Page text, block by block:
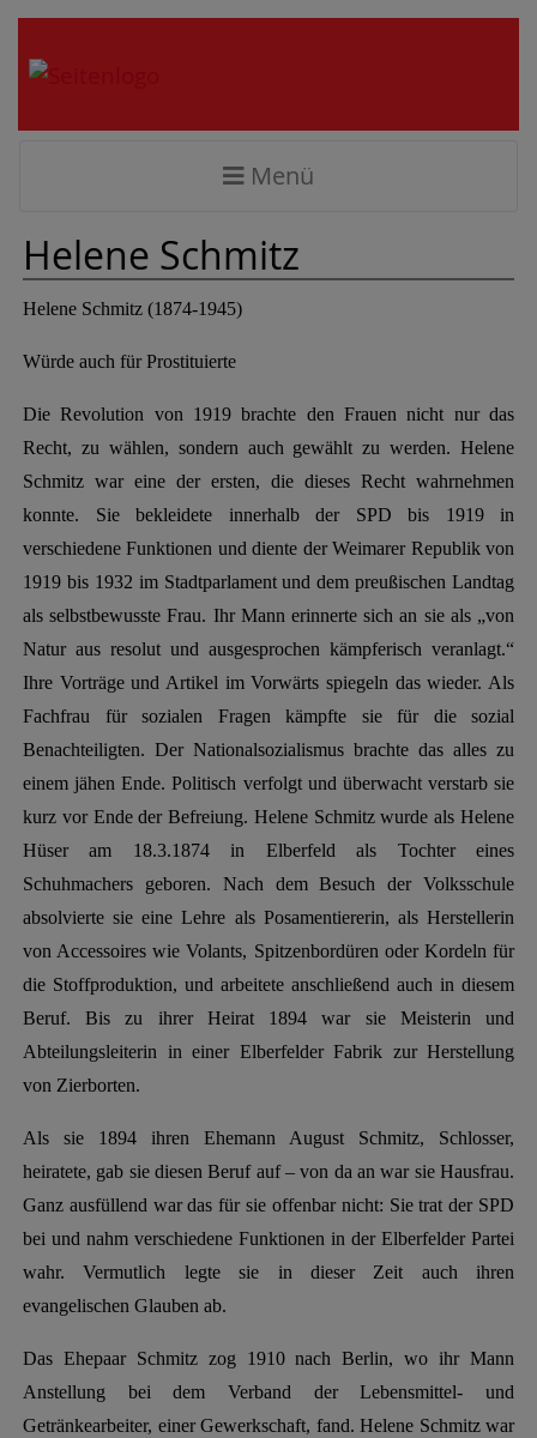
Menü
Helene Schmitz
Helene Schmitz (1874-1945)
Würde auch für Prostituierte
Die Revolution von 1919 brachte den Frauen nicht nur das
Recht, zu wählen, sondern auch gewählt zu werden. Helene
Schmitz war eine der ersten, die dieses Recht wahrnehmen
konnte. Sie bekleidete innerhalb der SPD bis 1919 in
verschiedene Funktionen und diente der Weimarer Republik von
1919 bis 1932 im Stadtparlament und dem preußischen Landtag
als selbstbewusste Frau. Ihr Mann erinnerte sich an sie als „von
Natur aus resolut und ausgesprochen kämpferisch veranlagt.“
Ihre Vorträge und Artikel im Vorwärts spiegeln das wieder. Als
Fachfrau für sozialen Fragen kämpfte sie für die sozial
Benachteiligten. Der Nationalsozialismus brachte das alles zu
einem jähen Ende. Politisch verfolgt und überwacht verstarb sie
kurz vor Ende der Befreiung. Helene Schmitz wurde als Helene
Hüser am 18.3.1874 in Elberfeld als Tochter eines
Schuhmachers geboren. Nach dem Besuch der Volksschule
absolvierte sie eine Lehre als Posamentiererin, als Herstellerin
von Accessoires wie Volants, Spitzenbordüren oder Kordeln für
die Stoffproduktion, und arbeitete anschließend auch in diesem
Beruf. Bis zu ihrer Heirat 1894 war sie Meisterin und
Abteilungsleiterin in einer Elberfelder Fabrik zur Herstellung
von Zierborten.
Als sie 1894 ihren Ehemann August Schmitz, Schlosser,
heiratete, gab sie diesen Beruf auf – von da an war sie Hausfrau.
Ganz ausfüllend war das für sie offenbar nicht: Sie trat der SPD
bei und nahm verschiedene Funktionen in der Elberfelder Partei
wahr. Vermutlich legte sie in dieser Zeit auch ihren
evangelischen Glauben ab.
Das Ehepaar Schmitz zog 1910 nach Berlin, wo ihr Mann
Anstellung bei dem Verband der Lebensmittel- und
Getränkearbeiter, einer Gewerkschaft, fand. Helene Schmitz war